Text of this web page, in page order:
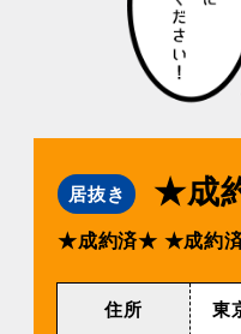
居抜き ★成
★成約済★ ★成約
住所
東